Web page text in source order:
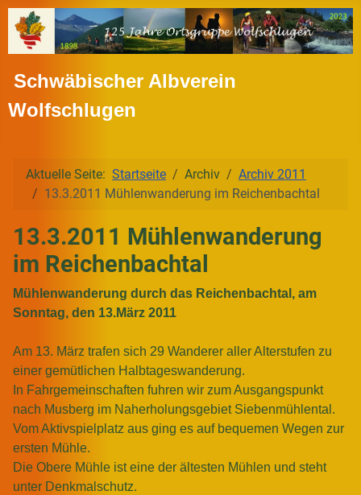
Schwäbischer Albverein
Wolfschlugen
Aktuelle Seite: Startseite Archiv
Archiv 2011
13.3.2011 Mühlenwanderung im Reichenbachtal
13.3.2011 Mühlenwanderung
im Reichenbachtal
Mühlenwanderung durch das Reichenbachtal, am
Sonntag, den 13.März 2011
Am 13. März trafen sich 29 Wanderer aller Alterstufen zu
einer gemütlichen Halbtageswanderung.
In Fahrgemeinschaften fuhren wir zum Ausgangspunkt
nach Musberg im Naherholungsgebiet Siebenmühlental.
Vom Aktivspielplatz aus ging es auf bequemen Wegen zur
ersten Mühle.
Die Obere Mühle ist eine der ältesten Mühlen und steht
unter Denkmalschutz.